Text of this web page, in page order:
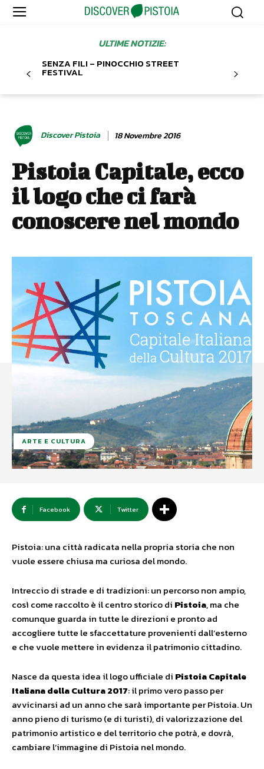
ULTIME NOTIZIE:
SENZA FILI – PINOCCHIO STREET
FESTIVAL
Discover Pistoia 18 Novembre 2016
Pistoia Capitale, ecco
il logo che ci farà
conoscere nel mondo
ARTE E CULTURA
Facebook Twitter
Pistoia: una città radicata nella propria storia che non
vuole essere chiusa ma curiosa del mondo.
Intreccio di strade e di tradizioni: un percorso non ampio,
così come raccolto è il centro storico di Pistoia, ma che
comunque guarda in tutte le direzioni e pronto ad
accogliere tutte le sfaccettature provenienti dall’esterno
e che vuole mettere in evidenza il patrimonio cittadino.
Nasce da questa idea il logo ufficiale di Pistoia Capitale
Italiana della Cultura 2017: il primo vero passo per
avvicinarsi ad un anno che sarà importante per Pistoia. Un
anno pieno di turismo (e di turisti), di valorizzazione del
patrimonio artistico e del territorio che potrà, e dovrà,
cambiare l’immagine di Pistoia nel mondo.